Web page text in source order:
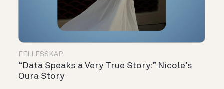
FELLESSKAP
“Data Speaks a Very True Story:” Nicole’s
Oura Story